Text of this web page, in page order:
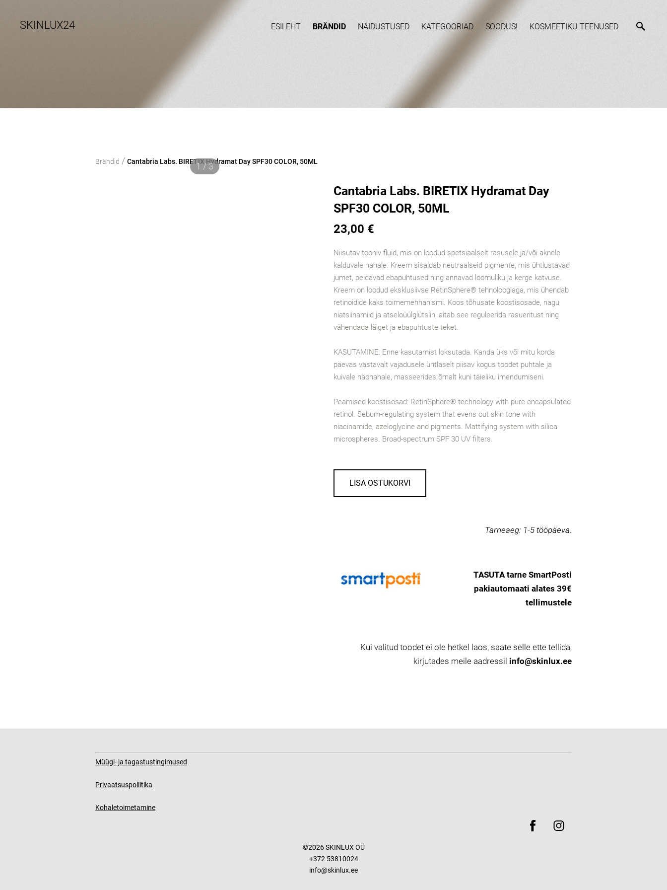
SKINLUX24 ESILEHT BRÄNDID NÄIDUSTUSED KATEGOORIAD SOODUS! KOSMEETIKU TEENUSED
Brändid / Cantabria Labs. BIRETIX Hydramat Day SPF30 COLOR, 50ML
1 / 3
Cantabria Labs. BIRETIX Hydramat Day
SPF30 COLOR, 50ML
23,00 €
Niisutav tooniv fluid, mis on loodud spetsiaalselt rasusele ja/või aknele
kalduvale nahale. Kreem sisaldab neutraalseid pigmente, mis ühtlustavad
jumet, peidavad ebapuhtused ning annavad loomuliku ja kerge katvuse.
Kreem on loodud eksklusiivse RetinSphere® tehnoloogiaga, mis ühendab
retinoidide kaks toimemehhanismi. Koos tõhusate koostisosade, nagu
niatsiinamiid ja atseloüülglütsiin, aitab see reguleerida rasueritust ning
vähendada läiget ja ebapuhtuste teket.
KASUTAMINE: Enne kasutamist loksutada. Kanda üks või mitu korda
päevas vastavalt vajadusele ühtlaselt piisav kogus toodet puhtale ja
kuivale näonahale, masseerides õrnalt kuni täieliku imendumiseni.
Peamised koostisosad: RetinSphere® technology with pure encapsulated
retinol. Sebum-regulating system that evens out skin tone with
niacinamide, azeloglycine and pigments. Mattifying system with silica
microspheres. Broad-spectrum SPF 30 UV filters.
LISA OSTUKORVI
Tarneaeg: 1-5 tööpäeva.
TASUTA tarne SmartPosti
pakiautomaati alates 39€
tellimustele
Kui valitud toodet ei ole hetkel laos, saate selle ette tellida,
kirjutades meile aadressil info@skinlux.ee
Müügi- ja tagastustingimused
Privaatsuspoliitika
Kohaletoimetamine
©2026 SKINLUX OÜ
+372 53810024
info@skinlux.ee